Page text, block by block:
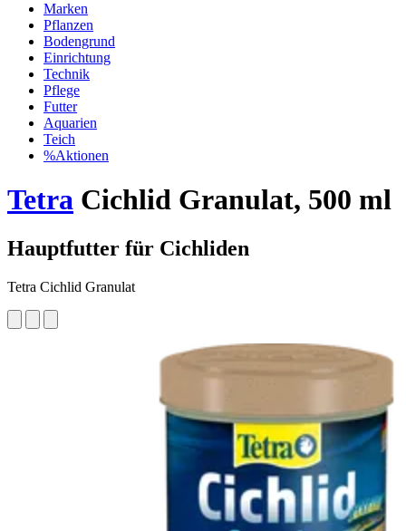
Marken
Pflanzen
Bodengrund
Einrichtung
Technik
Pflege
Futter
Aquarien
Teich
%Aktionen
Tetra Cichlid Granulat, 500 ml
Hauptfutter für Cichliden
Tetra Cichlid Granulat